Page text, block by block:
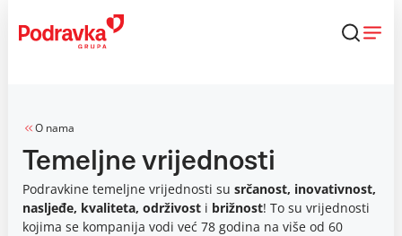
content
O nama
Temeljne vrijednosti
Podravkine temeljne vrijednosti su srčanost, inovativnost,
nasljeđe, kvaliteta, održivost i brižnost! To su vrijednosti
kojima se kompanija vodi već 78 godina na više od 60